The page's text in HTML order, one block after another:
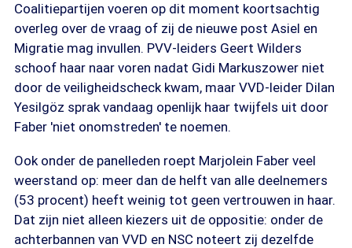
Coalitiepartijen voeren op dit moment koortsachtig
overleg over de vraag of zij de nieuwe post Asiel en
Migratie mag invullen. PVV-leiders Geert Wilders
schoof haar naar voren nadat Gidi Markuszower niet
door de veiligheidscheck kwam, maar VVD-leider Dilan
Yesilgöz sprak vandaag openlijk haar twijfels uit door
Faber 'niet onomstreden' te noemen.
Ook onder de panelleden roept Marjolein Faber veel
weerstand op: meer dan de helft van alle deelnemers
(53 procent) heeft weinig tot geen vertrouwen in haar.
Dat zijn niet alleen kiezers uit de oppositie: onder de
achterbannen van VVD en NSC noteert zij dezelfde